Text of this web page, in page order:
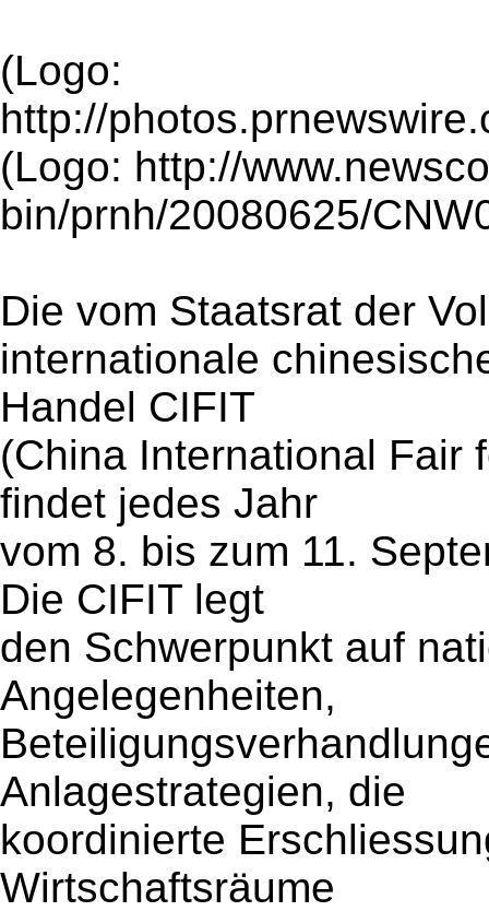
(Logo:
http://
(Logo: http://
bin/prnh/20080625/
Die vom Staatsrat der
internationale
Handel CIFIT
(China International Fair
findet jedes Jahr
vom 8. bis zum 11.
Die CIFIT legt
den Schwerpunkt auf
Angelegenheiten,
Anlagestrategien, die
koordinierte
Wirtschaftsräume